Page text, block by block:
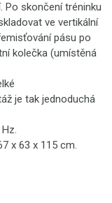
. Po skončení tréninku
ve vertikální
pásu po
kolečka (umístěná
je tak jednoduchá
x 63 x 115 cm.